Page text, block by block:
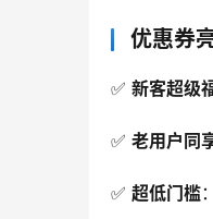
优惠券
✅ 新客超级
✅ 老用户同
✅ 超低门槛